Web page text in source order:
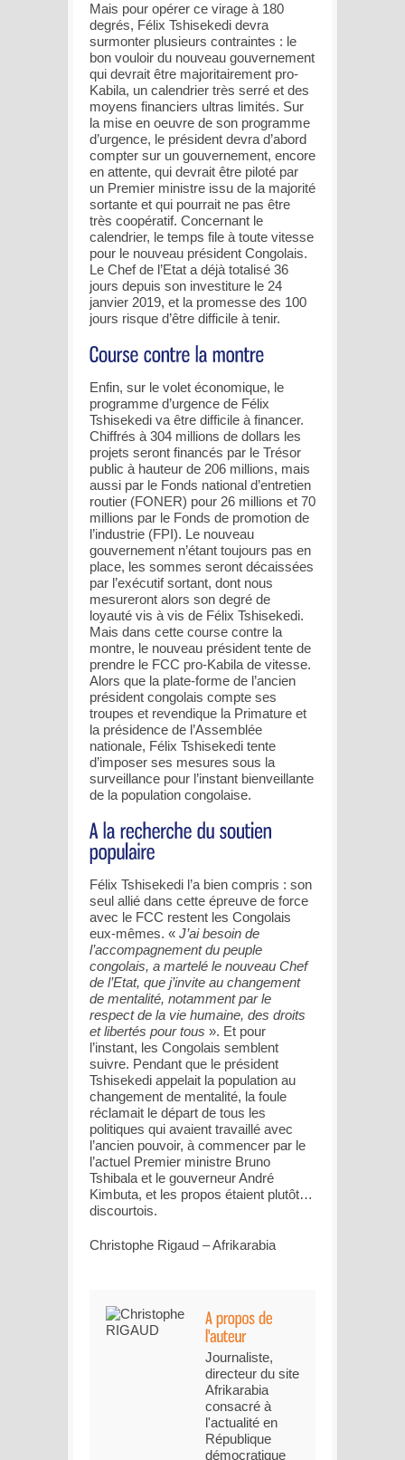
Mais pour opérer ce virage à 180
degrés, Félix Tshisekedi devra
surmonter plusieurs contraintes : le
bon vouloir du nouveau gouvernement
qui devrait être majoritairement pro-
Kabila, un calendrier très serré et des
moyens financiers ultras limités. Sur
la mise en oeuvre de son programme
d’urgence, le président devra d’abord
compter sur un gouvernement, encore
en attente, qui devrait être piloté par
un Premier ministre issu de la majorité
sortante et qui pourrait ne pas être
très coopératif. Concernant le
calendrier, le temps file à toute vitesse
pour le nouveau président Congolais.
Le Chef de l’Etat a déjà totalisé 36
jours depuis son investiture le 24
janvier 2019, et la promesse des 100
jours risque d’être difficile à tenir.
Enfin, sur le volet économique, le
programme d’urgence de Félix
Tshisekedi va être difficile à financer.
Chiffrés à 304 millions de dollars les
projets seront financés par le Trésor
public à hauteur de 206 millions, mais
aussi par le Fonds national d’entretien
routier (FONER) pour 26 millions et 70
millions par le Fonds de promotion de
l’industrie (FPI). Le nouveau
gouvernement n’étant toujours pas en
place, les sommes seront décaissées
par l’exécutif sortant, dont nous
mesureront alors son degré de
loyauté vis à vis de Félix Tshisekedi.
Mais dans cette course contre la
montre, le nouveau président tente de
prendre le FCC pro-Kabila de vitesse.
Alors que la plate-forme de l’ancien
président congolais compte ses
troupes et revendique la Primature et
la présidence de l’Assemblée
nationale, Félix Tshisekedi tente
d’imposer ses mesures sous la
surveillance pour l’instant bienveillante
de la population congolaise.
Félix Tshisekedi l’a bien compris : son
seul allié dans cette épreuve de force
avec le FCC restent les Congolais
eux-mêmes. « J’ai besoin de
l’accompagnement du peuple
congolais, a martelé le nouveau Chef
de l’Etat, que j’invite au changement
de mentalité, notamment par le
respect de la vie humaine, des droits
et libertés pour tous ». Et pour
l’instant, les Congolais semblent
suivre. Pendant que le président
Tshisekedi appelait la population au
changement de mentalité, la foule
réclamait le départ de tous les
politiques qui avaient travaillé avec
l’ancien pouvoir, à commencer par le
l’actuel Premier ministre Bruno
Tshibala et le gouverneur André
Kimbuta, et les propos étaient plutôt…
discourtois.
Christophe Rigaud – Afrikarabia
Journaliste,
directeur du site
Afrikarabia
consacré à
l'actualité en
République
démocratique